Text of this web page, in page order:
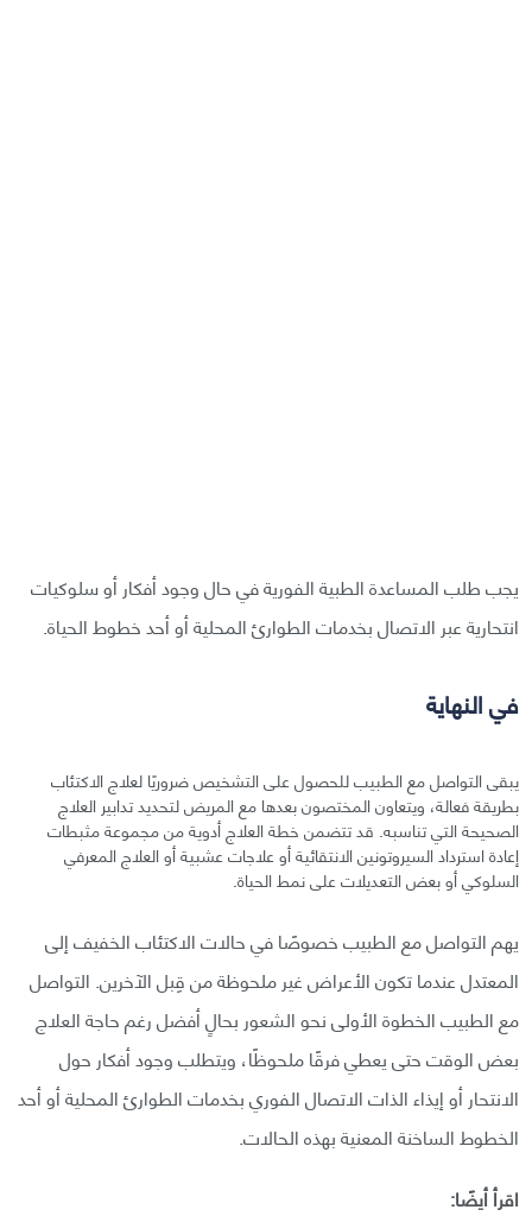
يجب طلب المساعدة الطبية الفورية في حال وجود أفكار أو سلوكيات
انتحارية عبر الاتصال بخدمات الطوارئ المحلية أو أحد خطوط الحياة.
في النهاية
يبقى التواصل مع الطبيب للحصول على التشخيص ضروريًا لعلاج الاكتئاب
بطريقة فعالة، ويتعاون المختصون بعدها مع المريض لتحديد تدابير العلاج
الصحيحة التي تناسبه. قد تتضمن خطة العلاج أدوية من مجموعة مثبطات
إعادة استرداد السيروتونين الانتقائية أو علاجات عشبية أو العلاج المعرفي
السلوكي أو بعض التعديلات على نمط الحياة.
يهم التواصل مع الطبيب خصوصًا في حالات الاكتئاب الخفيف إلى
المعتدل عندما تكون الأعراض غير ملحوظة من قِبل الآخرين. التواصل
مع الطبيب الخطوة الأولى نحو الشعور بحالٍ أفضل رغم حاجة العلاج
بعض الوقت حتى يعطي فرقًا ملحوظًا، ويتطلب وجود أفكار حول
الانتحار أو إيذاء الذات الاتصال الفوري بخدمات الطوارئ المحلية أو أحد
الخطوط الساخنة المعنية بهذه الحالات.
اقرأ أيضًا: